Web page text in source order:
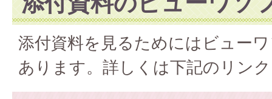
添付資料を見るためにはビュー
あります。詳しくは下記のリン